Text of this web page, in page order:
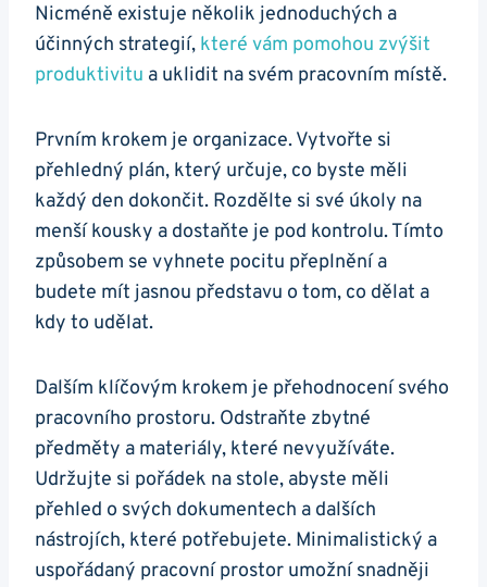
Nicméně existuje několik jednoduchých a
účinných strategií, které vám pomohou zvýšit
produktivitu a uklidit na svém pracovním místě.
Prvním krokem je organizace. Vytvořte si
přehledný plán, který určuje, co byste měli
každý den dokončit. Rozdělte si své úkoly na
menší kousky a dostaňte je pod kontrolu. Tímto
způsobem se vyhnete pocitu přeplnění a
budete mít jasnou představu o tom, co dělat a
kdy to udělat.
Dalším klíčovým krokem je přehodnocení svého
pracovního prostoru. Odstraňte zbytné
předměty a materiály, které nevyužíváte.
Udržujte si pořádek na stole, abyste měli
přehled o svých dokumentech a dalších
nástrojích, které potřebujete. Minimalistický a
uspořádaný pracovní prostor umožní snadněji